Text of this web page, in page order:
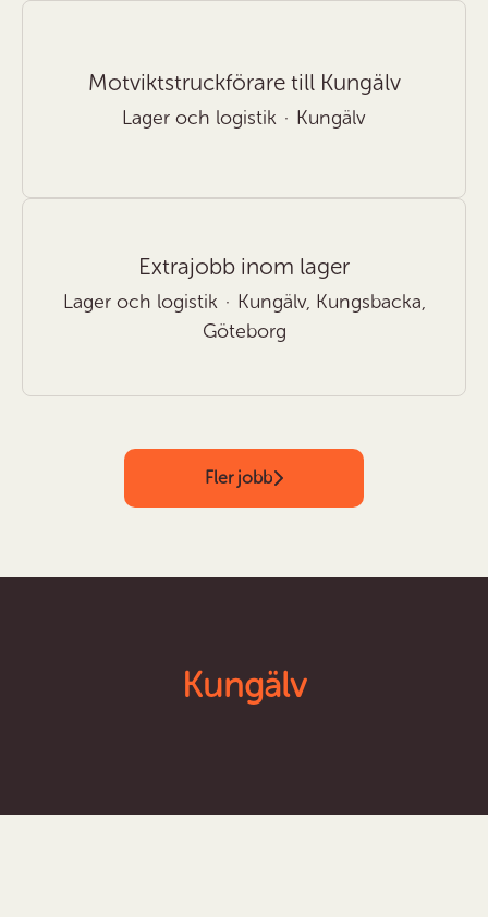
Motviktstruckförare till Kungälv
Lager och logistik · Kungälv
Extrajobb inom lager
Lager och logistik · Kungälv, Kungsbacka,
Göteborg
Fler jobb
Kungälv